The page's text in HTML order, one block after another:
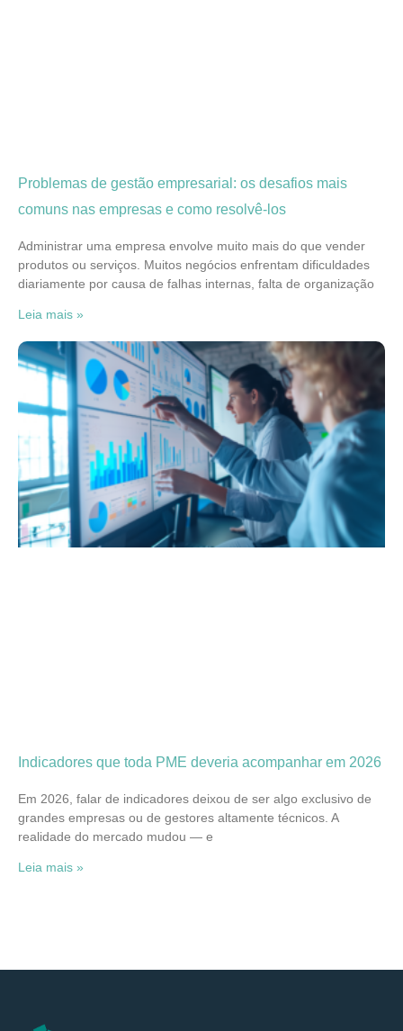
Problemas de gestão empresarial: os desafios mais
comuns nas empresas e como resolvê-los
Administrar uma empresa envolve muito mais do que vender
produtos ou serviços. Muitos negócios enfrentam dificuldades
diariamente por causa de falhas internas, falta de organização
Leia mais »
Indicadores que toda PME deveria acompanhar em 2026
Em 2026, falar de indicadores deixou de ser algo exclusivo de
grandes empresas ou de gestores altamente técnicos. A
realidade do mercado mudou — e
Leia mais »